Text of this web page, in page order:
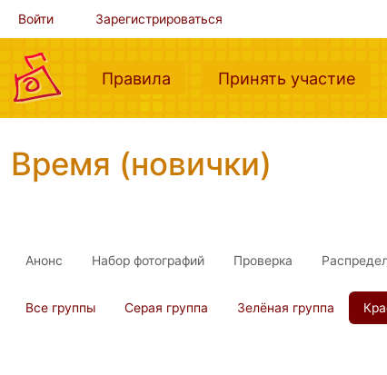
Войти Зарегистрироваться
Правила (current)Принять участие
Время (новички)
Анонс Набор фотографий Проверка
Все группы Серая группа Зелёная группа